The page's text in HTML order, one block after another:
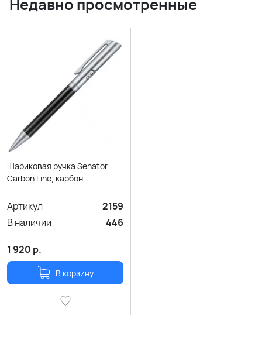
Недавно просмотренные
Шариковая ручка Senator
Carbon Line, карбон
Артикул
2159
В наличии
446
1 920 р.
В корзину